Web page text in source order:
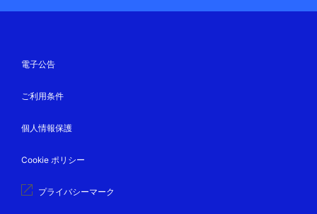
電子公告
ご利用条件
個人情報保護
Cookie ポリシー
プライバシーマーク